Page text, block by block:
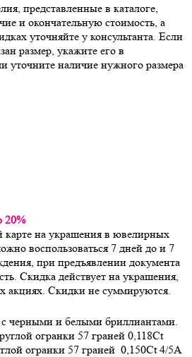
представленные в каталоге,
и окончательную стоимость, а
уточняйте у консультанта. Если
размер, укажите его в
уточните наличие нужного размера
20%
карте на украшения в ювелирных
воспользоваться 7 дней до и 7
при предъявлении документа
Скидка действует на украшения,
акциях. Скидки не суммируются.
с черными и белыми бриллиантами.
огранки 57 граней 0,118Ct
огранки 57 граней 0,150Ct 4/5А